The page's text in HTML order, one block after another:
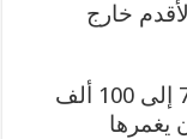
خارج
ازدهرت هدة الحضارة قبل حوالي 75 إلى 100 ألف